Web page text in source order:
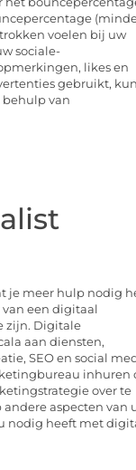
voelen bij uw
sociale-
likes en
gebruikt,
van
je meer hulp nodig
een digitaal
zijn. Digitale
aan diensten,
SEO en social
inhuren
over te
aspecten van
nodig heeft met